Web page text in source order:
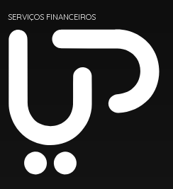
SERVIÇOS FINANCEIROS